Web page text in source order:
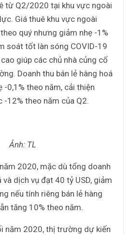
từ Q2/2020 tại khu vực ngoài
Giá thuê khu vực ngoài
quý nhưng giảm nhẹ -1%
soát tốt làn sóng COVID-19
giúp các chủ nhà củng cố
Doanh thu bán lẻ hàng hoá
-0,1% theo năm, cải thiện
12% theo năm của Q2.
Ảnh: TL
2020, mặc dù tổng doanh
và dịch vụ đạt 40 tỷ USD, giảm
nếu tính riêng bán lẻ hàng
tăng 10% theo năm.
năm 2020, thị trường dự kiến